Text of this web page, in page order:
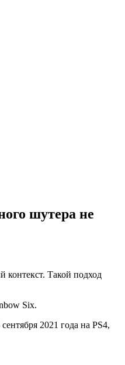
шутера не
контекст. Такой подход
Six.
2021 года на PS4,